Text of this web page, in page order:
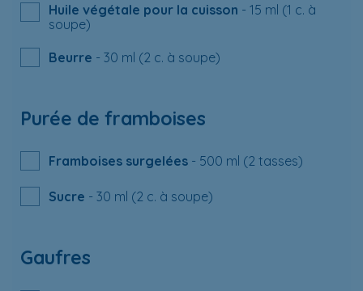
Huile végétale pour la cuisson - 15 ml (1 c. à
soupe)
Beurre - 30 ml (2 c. à soupe)
Purée de framboises
Framboises surgelées - 500 ml (2 tasses)
Sucre - 30 ml (2 c. à soupe)
Gaufres